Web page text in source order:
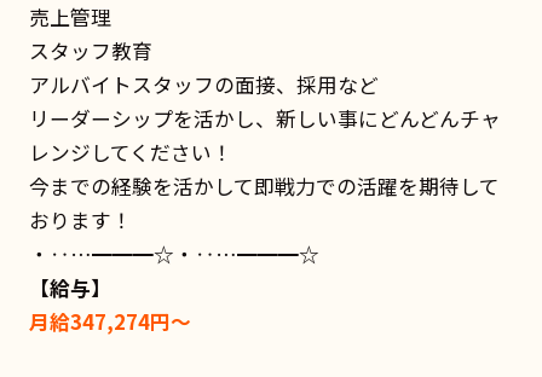
売上管理
スタッフ教育
アルバイトスタッフの面接、採用など
リーダーシップを活かし、新しい事にどんどんチャ
レンジしてください！
今までの経験を活かして即戦力での活躍を期待して
おります！
・‥…━━━☆・‥…━━━☆
【給与】
月給347,274円～